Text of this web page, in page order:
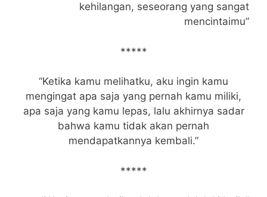
kehilangan, seseorang yang sangat
mencintaimu”
*****
“Ketika kamu melihatku, aku ingin kamu
mengingat apa saja yang pernah kamu miliki,
apa saja yang kamu lepas, lalu akhirnya sadar
bahwa kamu tidak akan pernah
mendapatkannya kembali.”
*****